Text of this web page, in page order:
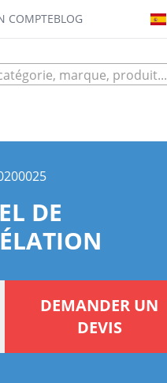
COMPTEBLOG
marque, produit...
DE
DEMANDER UN
DEVIS